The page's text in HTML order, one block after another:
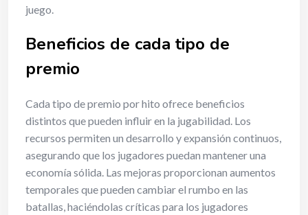
juego.
Beneficios de cada tipo de
premio
Cada tipo de premio por hito ofrece beneficios
distintos que pueden influir en la jugabilidad. Los
recursos permiten un desarrollo y expansión continuos,
asegurando que los jugadores puedan mantener una
economía sólida. Las mejoras proporcionan aumentos
temporales que pueden cambiar el rumbo en las
batallas, haciéndolas críticas para los jugadores